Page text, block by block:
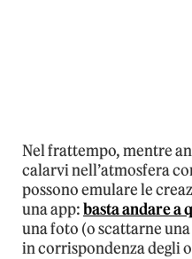
Nel frattempo, mentre
calarvi nell’atmosfera
possono emulare le
una app:basta andare a
una foto (o scattarne
in corrispondenza degli